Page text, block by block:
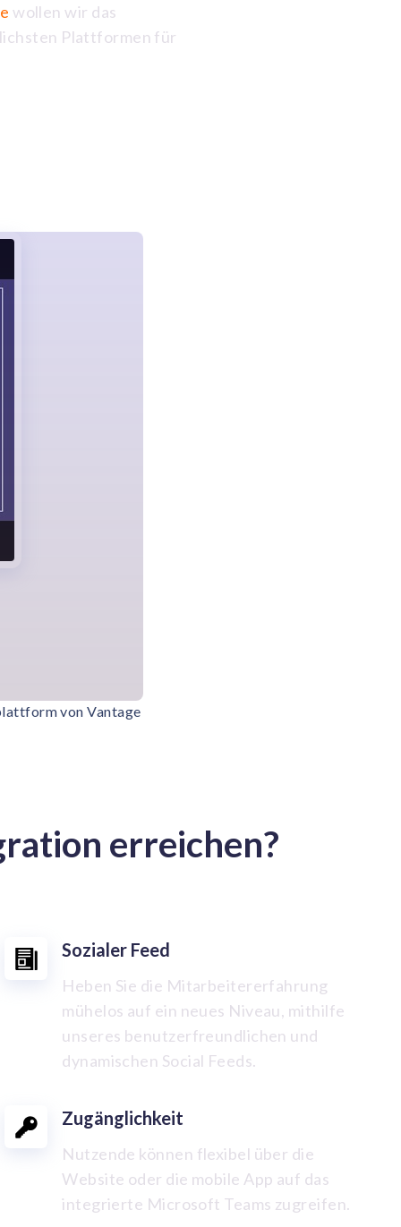
wollen wir das
Plattformen für
von Vantage
erreichen?
Sozialer Feed
Heben Sie die Mitarbeitererfahrung
mühelos auf ein neues Niveau, mithilfe
unseres benutzerfreundlichen und
dynamischen Social Feeds.
Zugänglichkeit
Nutzende können flexibel über die
Website oder die mobile App auf das
integrierte Microsoft Teams zugreifen.